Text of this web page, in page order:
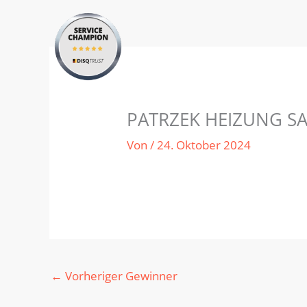
PATRZEK HEIZUNG
Von/24. Oktober 2024
← Vorheriger Gewinner